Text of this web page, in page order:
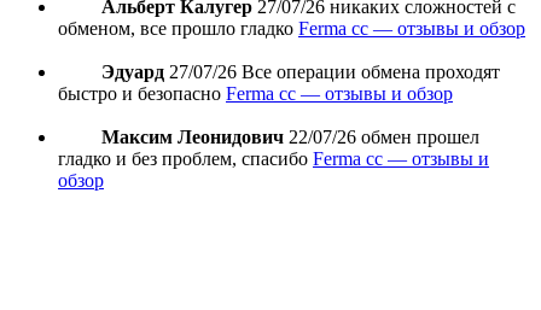
Альберт Калугер 27/07/26 никаких сложностей с
обменом, все прошло гладко Ferma cc — отзывы и обзор
Эдуард 27/07/26 Все операции обмена проходят
быстро и безопасно Ferma cc — отзывы и обзор
Максим Леонидович 22/07/26 обмен прошел
гладко и без проблем, спасибо Ferma cc — отзывы и
обзор